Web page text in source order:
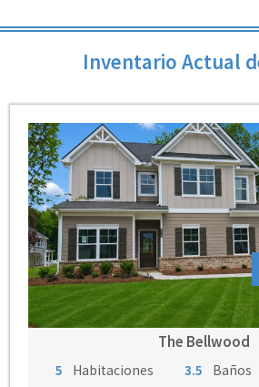
Inventario Actual
The Bellwood
5 Habitaciones 3.5 Baños